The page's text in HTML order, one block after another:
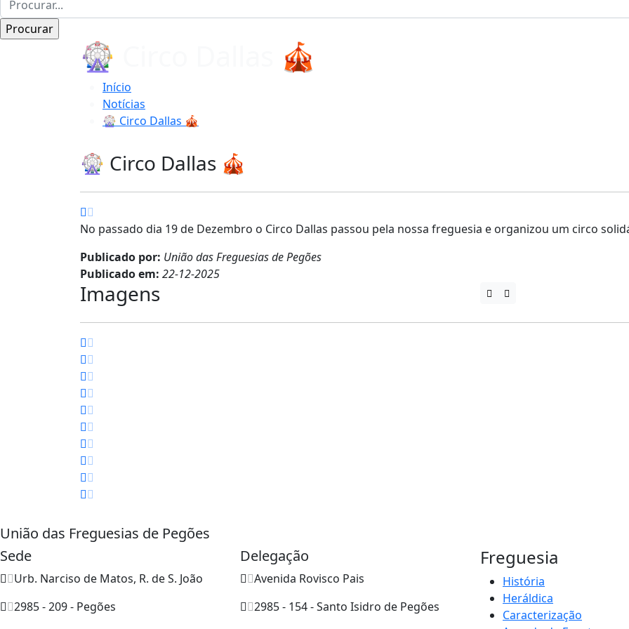
🎡 Circo Dallas 🎪
Início
Notícias
🎡 Circo Dallas 🎪
🎡 Circo Dallas 🎪
No passado dia 19 de Dezembro o Circo Dallas passou pela nossa freguesia e organizou um circo
Publicado por: União das Freguesias de Pegões
Publicado em: 22-12-2025
Imagens
União das Freguesias de Pegões
Sede
Urb. Narciso de Matos, R. de S. João
2985 - 209 - Pegões
Delegação
Avenida Rovisco Pais
2985 - 154 - Santo Isidro de Pegões
Freguesia
História
Heráldica
Caracterização